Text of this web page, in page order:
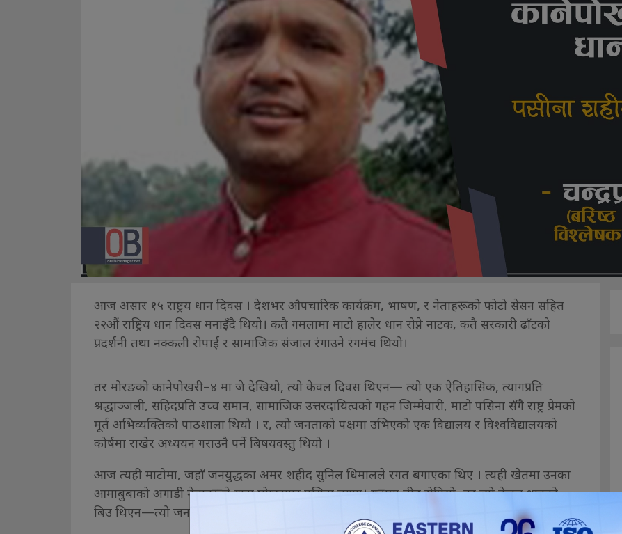
आज असार १५ राष्ट्रय धान दिवस । देशभर औपचारिक कार्यक्रम, भाषण, र नेताहरूको फोटो सेसन सहित
२२औं राष्ट्रिय धान दिवस मनाइँदै थियो। कतै गमलामा माटो हालेर धान रोप्ने नाटक, कतै सरकारी ढाँटको
प्रदर्शनी तथा नक्कली रोपाई र सामाजिक संजाल रंगाउने रंगमंच थियो।
तर मोरङको कानेपोखरी–४ मा जे देखियो, त्यो केवल दिवस थिएन— त्यो एक ऐतिहासिक, त्यागप्रति
श्रद्धाञ्जली, सहिदप्रति उच्च समान, सामाजिक उत्तरदायित्वको गहन जिम्मेवारी, माटो पसिना सँगै राष्ट्र प्रेमको
मूर्त अभिव्यक्तिको पाठशाला थियो । र, त्यो जनताको पक्षमा उभिएको एक विद्यालय र विश्वविद्यालयको
कोर्षमा राखेर अध्ययन गराउनै पर्ने बिषयवस्तु थियो ।
आज त्यही माटोमा, जहाँ जनयुद्धका अमर शहीद सुनिल धिमालले रगत बगाएका थिए । त्यही खेतमा उनका
आमाबुबाको अगाडी नेताहरूले खुट्टा घोप्ट्याएर पसिना बगाए। गह्रामा बीउ रोपियो, तर त्यो केवल धानको
बिउ थिएन—त्यो जनताको विश्वासको बीउ थियो । त्यो शहीदका सपनाको पुनःस्मरण थियो ।